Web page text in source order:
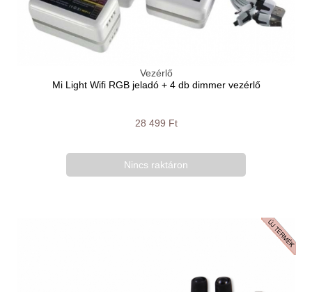
Vezérlő
Mi Light Wifi RGB jeladó + 4 db dimmer vezérlő
28 499 Ft
Nincs raktáron